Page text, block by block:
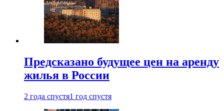
Предсказано будущее цен на аренду
жилья в России
2 года спустя1 год спустя